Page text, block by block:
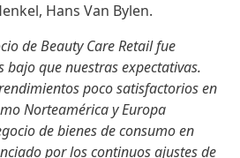
Hans Van Bylen.
de Beauty Care Retail fue
que nuestras expectativas.
poco satisfactorios en
Norteamérica y Europa
de bienes de consumo en
por los continuos ajustes de